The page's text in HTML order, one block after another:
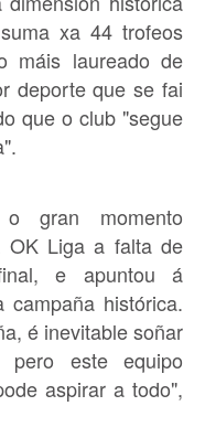
xa 44 trofeos
máis laureado de
deporte que se fai
que o club "segue
o gran momento
OK Liga a falta de
e apuntou á
campaña histórica.
é inevitable soñar
este equipo
aspirar a todo",